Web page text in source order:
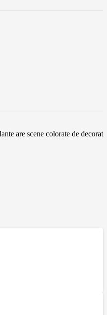
are scene colorate de decorat